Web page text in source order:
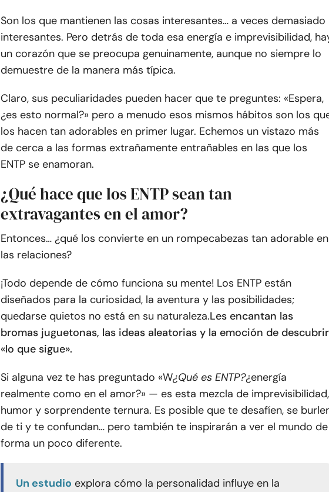
Son los que mantienen las cosas interesantes… a veces demasiado
interesantes. Pero detrás de toda esa energía e imprevisibilidad,
un corazón que se preocupa genuinamente, aunque no siempre lo
demuestre de la manera más típica.
Claro, sus peculiaridades pueden hacer que te preguntes: «Espera,
¿es esto normal?» pero a menudo esos mismos hábitos son los
los hacen tan adorables en primer lugar. Echemos un vistazo más
de cerca a las formas extrañamente entrañables en las que los
ENTP se enamoran.
¿Qué hace que los ENTP sean tan
extravagantes en el amor?
Entonces… ¿qué los convierte en un rompecabezas tan adorable en
las relaciones?
¡Todo depende de cómo funciona su mente! Los ENTP están
diseñados para la curiosidad, la aventura y las posibilidades;
quedarse quietos no está en su naturaleza.Les encantan las
bromas juguetonas, las ideas aleatorias y la emoción de descubrir
«lo que sigue».
Si alguna vez te has preguntado «W¿Qué es ENTP?¿energía
realmente como en el amor?» — es esta mezcla de imprevisibilidad,
humor y sorprendente ternura. Es posible que te desafíen, se
de ti y te confundan… pero también te inspirarán a ver el mundo de
forma un poco diferente.
Un estudio explora cómo la personalidad influye en la